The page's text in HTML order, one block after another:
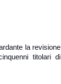
la revisione
titolari di